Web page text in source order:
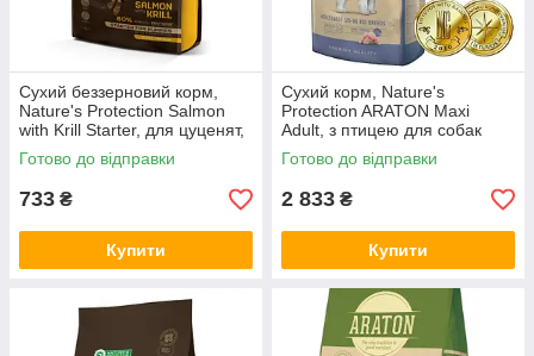
Сухий беззерновий корм,
Nature's Protection Salmon
with Krill Starter, для цуценят,
1,5 кг, NPS45682 (*)
Готово до відправки
733 ₴
Купити
Сухий корм, Nature's
Protection ARATON Maxi
Adult, з птицею для собак
великих порід, 15 кг,
ART45633 (*)
Готово до відправки
2 833 ₴
Купити